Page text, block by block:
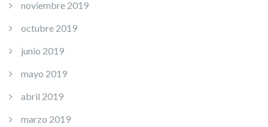
noviembre 2019
octubre 2019
junio 2019
mayo 2019
abril 2019
marzo 2019